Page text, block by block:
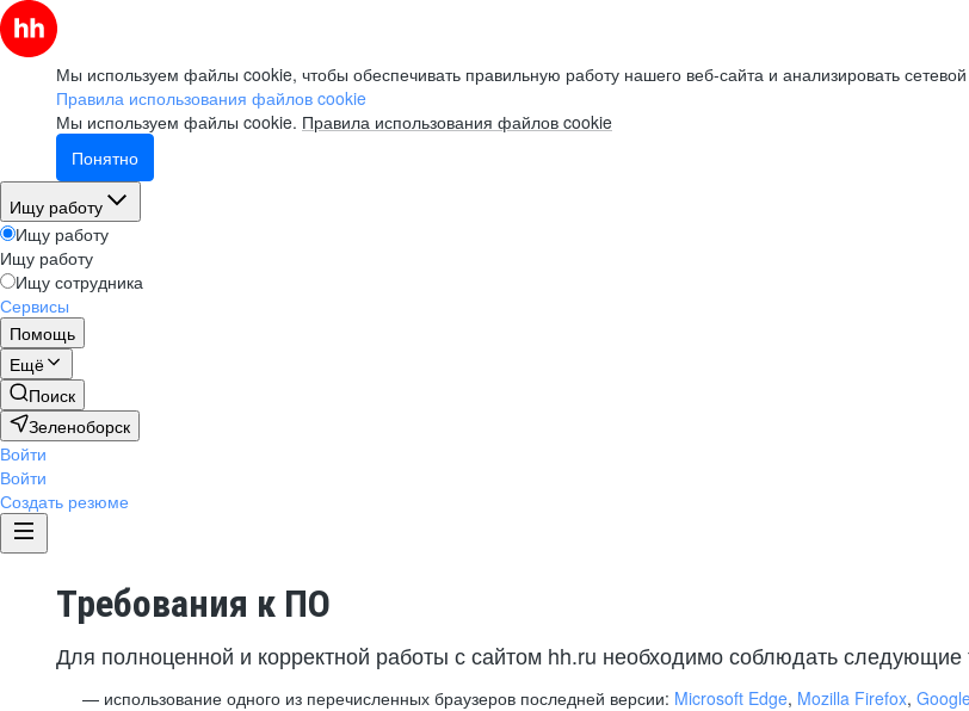
Мы используем файлы cookie, чтобы обеспечивать правильную работу нашего веб-сайта и анализировать
Правила использования файлов cookie
Мы используем файлы cookie. Правила использования файлов cookie
Понятно
Ищу работу
Ищу работу
Ищу работу
Ищу сотрудника
Сервисы
Помощь
Ещё
Поиск
Зеленоборск
Войти
Войти
Создать резюме
Требования к ПО
Для полноценной и корректной работы с сайтом hh.ru необходимо соблюдать следующие
использование одного из перечисленных браузеров последней версии: Microsoft Edge, Mozilla Firefox,